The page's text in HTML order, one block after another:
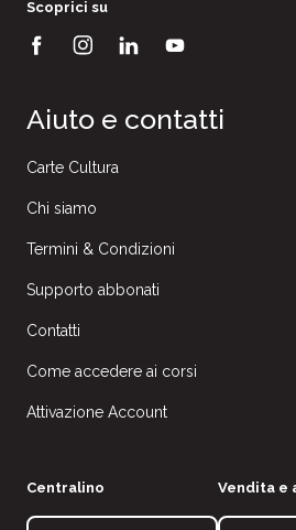
Scoprici su
Aiuto e contatti
Carte Cultura
Chi siamo
Termini & Condizioni
Supporto abbonati
Contatti
Come accedere ai corsi
Attivazione Account
Centralino Vendita e